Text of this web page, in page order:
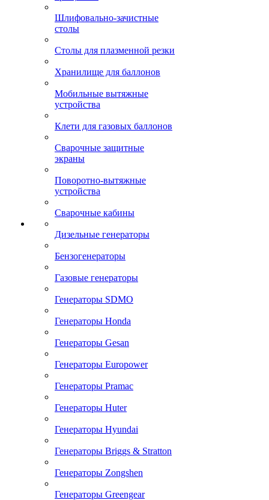
Шлифовально-зачистные
столы
Столы для плазменной резки
Хранилище для баллонов
Мобильные вытяжные
устройства
Клети для газовых баллонов
Сварочные защитные
экраны
Поворотно-вытяжные
устройства
Сварочные кабины
Дизельные генераторы
Бензогенераторы
Газовые генераторы
Генераторы SDMO
Генераторы Honda
Генераторы Gesan
Генераторы Europower
Генераторы Pramac
Генераторы Huter
Генераторы Hyundai
Генераторы Briggs & Stratton
Генераторы Zongshen
Генераторы Greengear